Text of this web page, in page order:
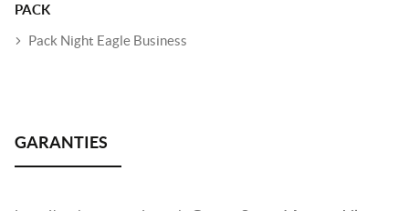
PACK
Pack Night Eagle Business